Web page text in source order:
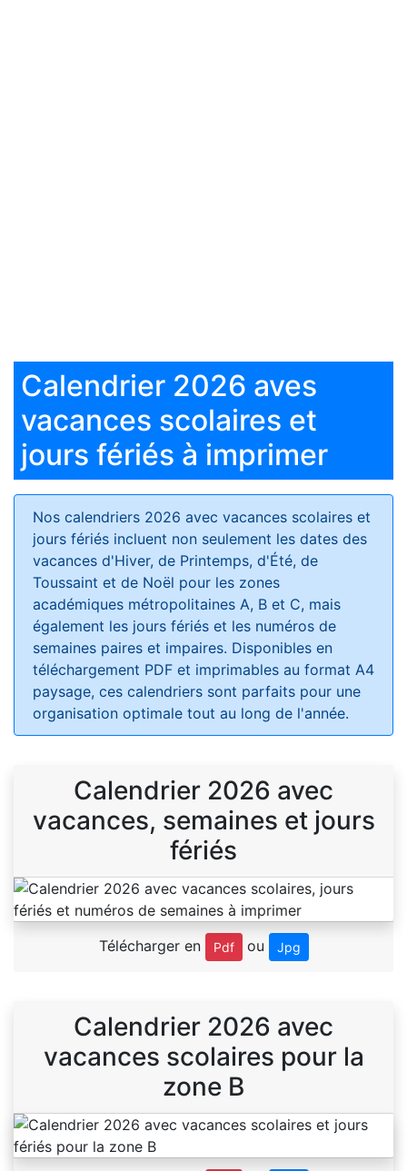
Calendrier 2026 aves
vacances scolaires et
jours fériés à imprimer
Nos calendriers 2026 avec vacances scolaires et
jours fériés incluent non seulement les dates des
vacances d'Hiver, de Printemps, d'Été, de
Toussaint et de Noël pour les zones
académiques métropolitaines A, B et C, mais
également les jours fériés et les numéros de
semaines paires et impaires. Disponibles en
téléchargement PDF et imprimables au format A4
paysage, ces calendriers sont parfaits pour une
organisation optimale tout au long de l'année.
Calendrier 2026 avec
vacances, semaines et jours
fériés
Télécharger en Pdf ou Jpg
Calendrier 2026 avec
vacances scolaires pour la
zone B